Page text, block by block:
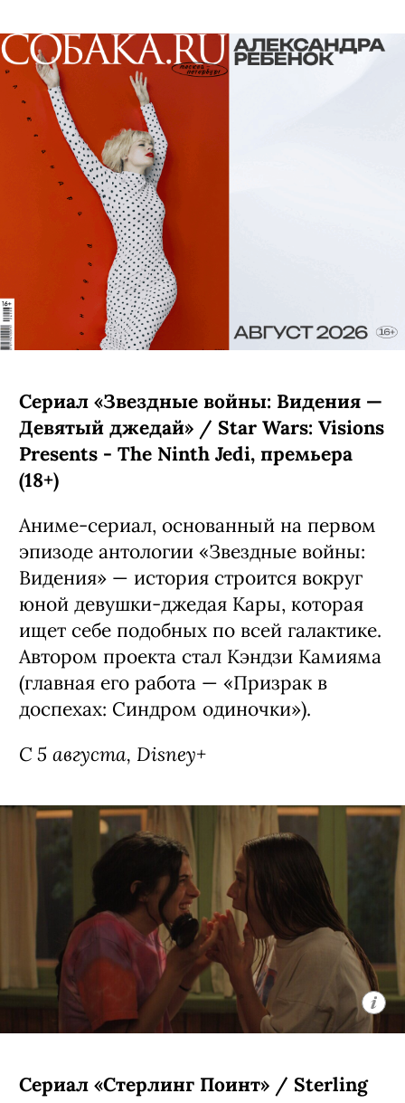
Сериал «Звездные войны: Видения —
Девятый джедай» / Star Wars: Visions
Presents - The Ninth Jedi, премьера
(18+)
Аниме-сериал, основанный на первом
эпизоде антологии «Звездные войны:
Видения» — история строится вокруг
юной девушки-джедая Кары, которая
ищет себе подобных по всей галактике.
Автором проекта стал Кэндзи Камияма
(главная его работа — «Призрак в
доспехах: Синдром одиночки»).
С 5 августа, Disney+
Сериал «Стерлинг Поинт» / Sterling